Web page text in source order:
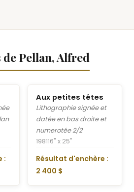
Pellan, Alfred
:
Aux petites têtes
Lithographie signée et
datée en bas droite et
numerotée 2/2
198116" x 25"
Résultat d'enchère :
2 400 $